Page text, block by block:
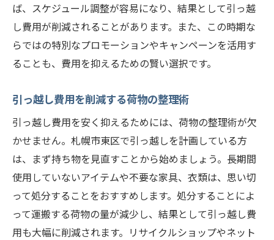
ば、スケジュール調整が容易になり、結果として引っ越
し費用が削減されることがあります。また、この時期な
らではの特別なプロモーションやキャンペーンを活用す
ることも、費用を抑えるための賢い選択です。
引っ越し費用を削減する荷物の整理術
引っ越し費用を安く抑えるためには、荷物の整理術が欠
かせません。札幌市東区で引っ越しを計画している方
は、まず持ち物を見直すことから始めましょう。長期間
使用していないアイテムや不要な家具、衣類は、思い切
って処分することをおすすめします。処分することによ
って運搬する荷物の量が減少し、結果として引っ越し費
用も大幅に削減されます。リサイクルショップやネット